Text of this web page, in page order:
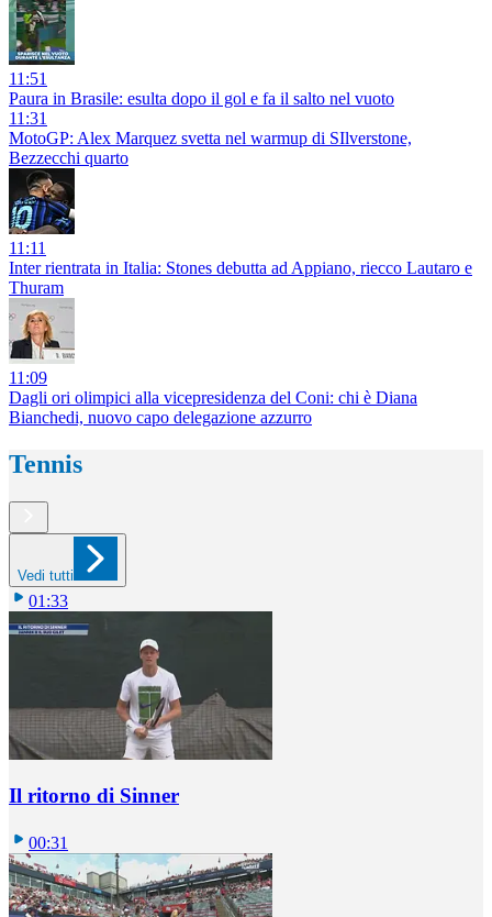
11:51
Paura in Brasile: esulta dopo il gol e fa il salto nel vuoto
11:31
MotoGP: Alex Marquez svetta nel warmup di SIlverstone,
Bezzecchi quarto
11:11
Inter rientrata in Italia: Stones debutta ad Appiano, riecco Lautaro e
Thuram
11:09
Dagli ori olimpici alla vicepresidenza del Coni: chi è Diana
Bianchedi, nuovo capo delegazione azzurro
Tennis
Vedi tutti
01:33
Il ritorno di Sinner
00:31